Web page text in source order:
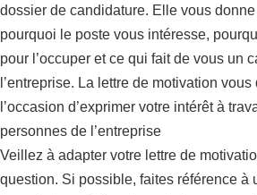
dossier de candidature. Elle vous donne
pourquoi le poste vous intéresse,
pour l’occuper et ce qui fait de vous un
l’entreprise. La lettre de motivation
l’occasion d’exprimer votre intérêt à
personnes de l’entreprise
Veillez à adapter votre lettre de
question. Si possible, faites référence à